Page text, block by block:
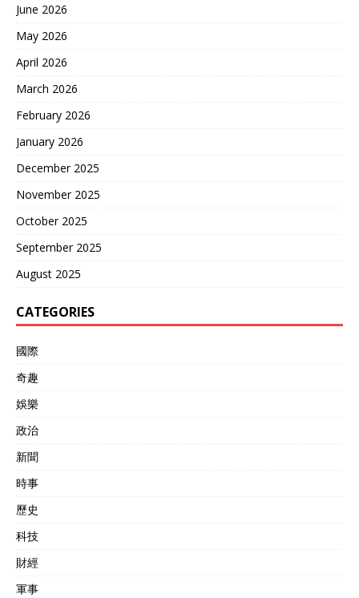
的各欧洲国家领导人就曾讨
论过对购买俄罗斯能源的买
家实施次级关税的事情，甚
至还起草了相关的法案。
不过是假兴奋罢了，他们深
知如果真的对这件事情下
的俄罗斯能源卖家的讨伐，
这对于如今面和心不和的欧
盟来说简直就是灭顶之灾。
所以，当贝森特在几个月之
200%的次级关税时，欧洲
各国领导人的头甚至都不敢
抬，别说给予支持了。 贝森
特也就这样碰了一鼻子灰，
的，我们要关注的是，美国
这次暗戳戳的行为又在打什
关税战和俄乌冲突的关系，
一切就都很明显了。美国作
为单边霸权的拥护者，肯定
是不愿意看到中国的崛起以
无论是以俄罗斯能源为由进
行的关税制裁还是如今美俄
会晤之前对欧盟的威逼，其
根本还是为了自己的霸权地
他们已经和中国暂时休战，
但还有一些问题等待商议，
正好趁着这次美俄两国元首
的政治对话将政治问题与经
这样一来，美国就能在这个
June 2026
May 2026
April 2026
March 2026
February 2026
January 2026
December 2025
November 2025
October 2025
September 2025
August 2025
CATEGORIES
國際
奇趣
娛樂
政治
新聞
時事
歷史
科技
財經
軍事